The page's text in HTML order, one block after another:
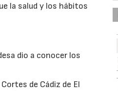
la salud y los hábitos
dio a conocer los
de Cádiz de El